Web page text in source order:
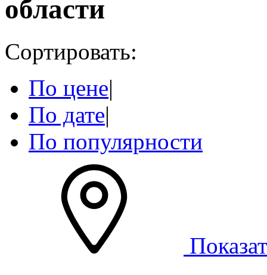
области
Сортировать:
По цене|
По дате|
По популярности